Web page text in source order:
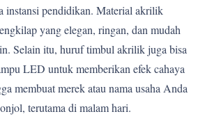
instansi pendidikan. Material akrilik
yang elegan, ringan, dan mudah
Selain itu, huruf timbul akrilik juga bisa
LED untuk memberikan efek cahaya
membuat merek atau nama usaha Anda
terutama di malam hari.